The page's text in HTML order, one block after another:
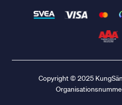
Copyright © 2025